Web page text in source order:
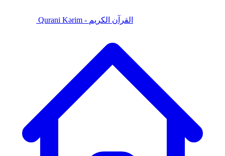
Qurani Kərim - القرآن الكريم